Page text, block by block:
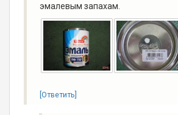
эмалевым запахам.
[Ответить]